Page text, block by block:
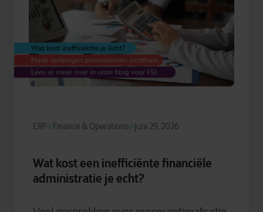
ERP Finance & Operations juni 29, 2026
Wat kost een inefficiënte financiële
administratie je echt?